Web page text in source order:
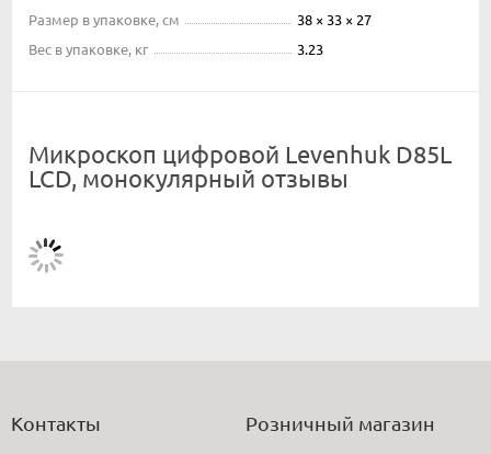
Размер в упаковке, см
38 × 33 × 27
Вес в упаковке, кг
3.23
Микроскоп цифровой Levenhuk D85L
LCD, монокулярный отзывы
Контакты Розничный магазин